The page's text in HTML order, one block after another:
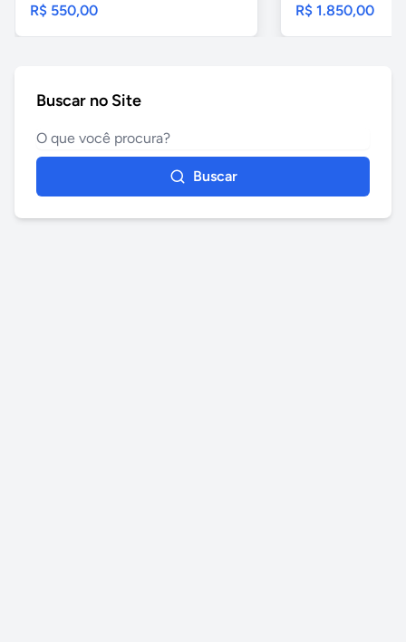
R$ 550,00 R$ 1.850,00
Buscar no Site
Buscar